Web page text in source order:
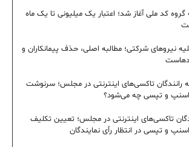
گروه کد ملی آغاز شد؛ اعتبار یک میلیونی تا یک ماه
نیروهای شرکتی؛ مطالبه اصلی، حذف پیمانکاران و
رانندگان تاکسی‌های اینترنتی در مجلس؛ سرنوشت
و تپسی چه می‌شود؟
تاکسی‌های اینترنتی در مجلس؛ تعیین تکلیف
و تپسی در انتظار رأی نمایندگان